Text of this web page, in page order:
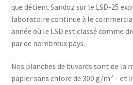
que détient Sandoz sur le LSD-25
laboratoire continue à le
année où le LSD est classé comme
par de nombreux pays.
Nos planches de buvards sont de la
papier sans chlore de 300 g/m² – et